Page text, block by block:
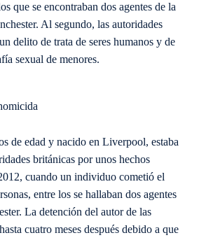
que se encontraban dos agentes de la
Al segundo, las autoridades
delito de trata de seres humanos y de
sexual de menores.
de edad y nacido en Liverpool, estaba
británicas por unos hechos
cuando un individuo cometió el
entre los se hallaban dos agentes
La detención del autor de las
cuatro meses después debido a que